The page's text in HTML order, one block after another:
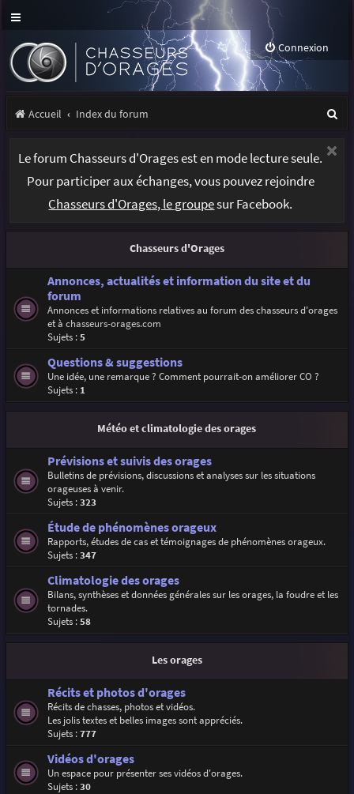
Connexion
Accueil Index du forum
r
Le forum Chasseurs d'Orages est en mode lecture seule.
Pour participer aux échanges, vous pouvez rejoindre
Chasseurs d'Orages, le groupesur Facebook.
Chasseurs d'Orages
Annonces, actualités et information du site et du
forum
Annonces et informations relatives au forum des chasseurs d'orages
et à chasseurs-orages.com
Sujets :5
Questions & suggestions
Une idée, une remarque ? Comment pourrait-on améliorer CO ?
Sujets : 1
Météo et climatologie des orages
Prévisions et suivis des orages
Bulletins de prévisions, discussions et analyses sur les situations
orageuses à venir.
Sujets :323
Étude de phénomènes orageux
Rapports, études de cas et témoignages de phénomènes orageux.
Sujets :347
Climatologie des orages
Bilans, synthèses et données générales sur les orages, la foudre et les
tornades.
Sujets :58
Les orages
Récits et photos d'orages
Récits de chasses, photos et vidéos.
Les jolis textes et belles images sont appréciés.
Sujets :777
Vidéos d'orages
Un espace pour présenter ses vidéos d'orages.
Sujets :30